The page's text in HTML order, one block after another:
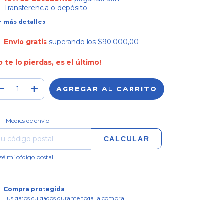
Transferencia o depósito
más detalles
Envío gratis superando los $90.000,00
te lo pierdas, es el último!
para el CP:
Medios de envío
CALCULAR
mi código postal
Compra protegida
Tus datos cuidados durante toda la compra.